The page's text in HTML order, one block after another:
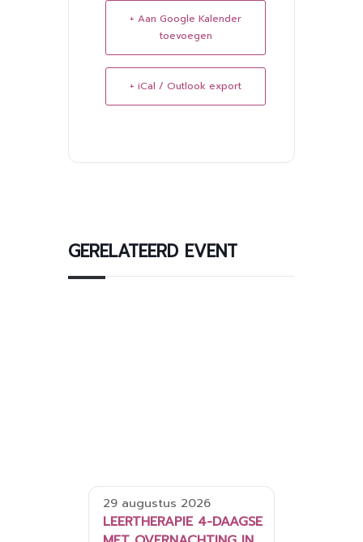
+ Aan Google Kalender
toevoegen
+ iCal / Outlook export
GERELATEERD EVENT
29 augustus 2026
LEERTHERAPIE 4-DAAGSE